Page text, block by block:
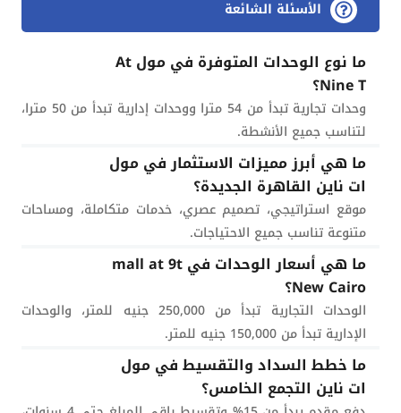
الأسئلة الشائعة
ما نوع الوحدات المتوفرة في مول At
Nine T؟
وحدات تجارية تبدأ من 54 مترا ووحدات إدارية تبدأ من 50 مترا،
لتناسب جميع الأنشطة.
ما هي أبرز مميزات الاستثمار في مول
ات ناين القاهرة الجديدة؟
موقع استراتيجي، تصميم عصري، خدمات متكاملة، ومساحات
متنوعة تناسب جميع الاحتياجات.
ما هي أسعار الوحدات في mall at 9t
New Cairo؟
الوحدات التجارية تبدأ من 250,000 جنيه للمتر، والوحدات
الإدارية تبدأ من 150,000 جنيه للمتر.
ما خطط السداد والتقسيط في مول
ات ناين التجمع الخامس؟